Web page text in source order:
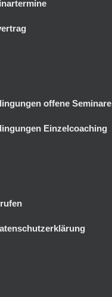
offene Seminare
Einzelcoaching